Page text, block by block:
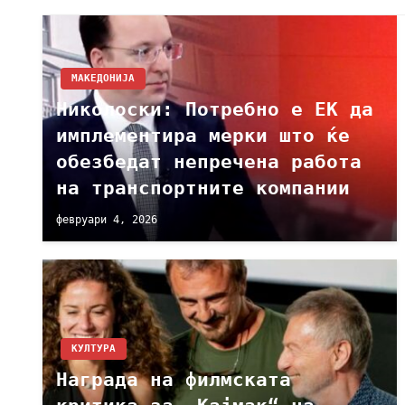
МАКЕДОНИЈА
Николоски: Потребно е ЕК да
имплементира мерки што ќе
обезбедат непречена работа
на транспортните компании
февруари 4, 2026
КУЛТУРА
Награда на филмската